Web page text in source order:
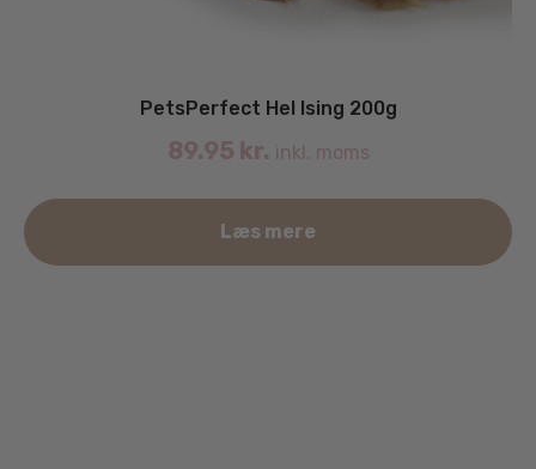
PetsPerfect Hel Ising 200g
89.95 kr. inkl. moms
Læs mere